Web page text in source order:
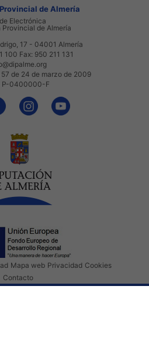
de Almería
Electrónica
de Almería
17 - 04001 Almería
100 Fax: 950 211 131
57 de 24 de marzo de 2009
P-0400000-F
Mapa web Privacidad Cookies
Contacto